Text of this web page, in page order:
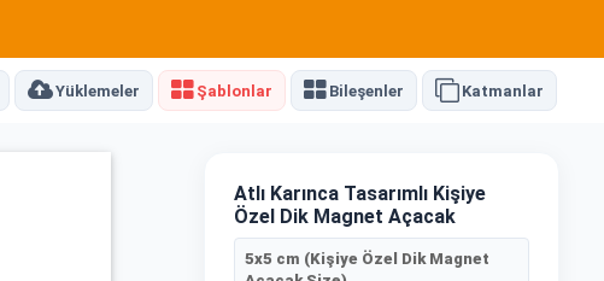
Yüklemeler Şablonlar Bileşenler Katmanlar
Atlı Karınca Tasarımlı Kişiye
Özel Dik Magnet Açacak
5x5 cm (Kişiye Özel Dik Magnet